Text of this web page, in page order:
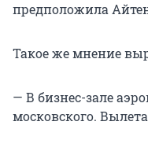
предположила
Такое же мнение
— В бизнес-зале
московского.